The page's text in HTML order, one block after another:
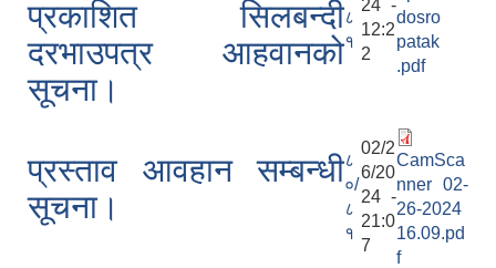
प्रकाशित सिलबन्दी
दरभाउपत्र आहवानको
सूचना।
८
१
24 -
12:2
2
dosro
patak
.pdf
प्रस्ताव आवहान सम्बन्धी
सूचना।
८
०/
८
१
02/2
6/20
24 -
21:0
7
CamSca
nner 02-
26-2024
16.09.pd
f